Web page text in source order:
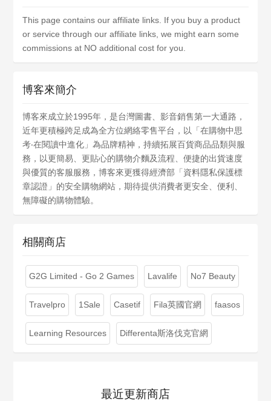
This page contains our affiliate links. If you buy a product
or service through our affiliate links, we might earn some
commissions at NO additional cost for you.
博客來簡介
博客來成立於1995年，是台灣圖書、影音銷售第一大通路，
近年更積極跨足成為全方位網絡零售平台，以「在購物中思
考‧在閱讀中進化」為品牌精神，持續拓展百貨商品品類與服
務，以更簡易、更貼心的購物介麵及流程、便捷的出貨速度
與優質的客服服務，博客來更獲得經濟部「資料隱私保護標
章認證」的安全購物網站，期待提供消費者更安全、便利、
無障礙的購物體驗。
相關商店
G2G Limited - Go 2 Games Lavalife No7 Beauty
Travelpro 1Sale Casetif Fila英國官網 faasos
Learning Resources Differenta斯洛伐克官網
最近更新商店